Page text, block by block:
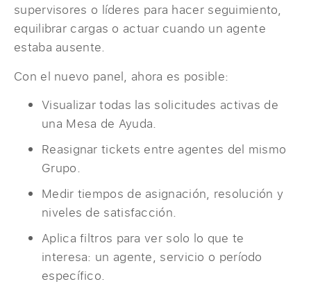
supervisores o líderes para hacer seguimiento,
equilibrar cargas o actuar cuando un agente
estaba ausente.
Con el nuevo panel, ahora es posible:
Visualizar todas las solicitudes activas de
una Mesa de Ayuda.
Reasignar tickets entre agentes del mismo
Grupo.
Medir tiempos de asignación, resolución y
niveles de satisfacción.
Aplica filtros para ver solo lo que te
interesa: un agente, servicio o período
específico.